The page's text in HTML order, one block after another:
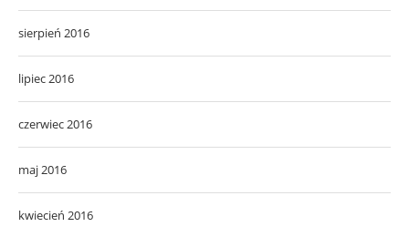
sierpień 2016
lipiec 2016
czerwiec 2016
maj 2016
kwiecień 2016